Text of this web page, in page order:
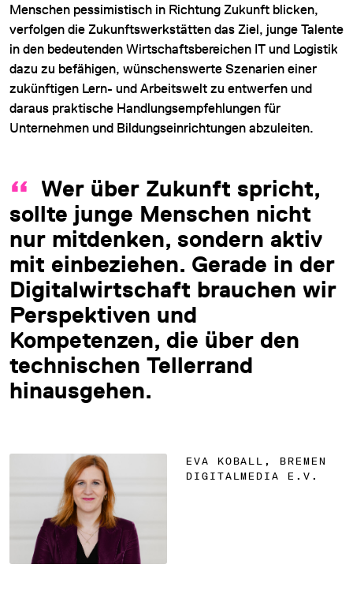
Menschen pessimistisch in Richtung Zukunft blicken,
verfolgen die Zukunftswerkstätten das Ziel, junge Talente
in den bedeutenden Wirtschaftsbereichen IT und Logistik
dazu zu befähigen, wünschenswerte Szenarien einer
zukünftigen Lern- und Arbeitswelt zu entwerfen und
daraus praktische Handlungsempfehlungen für
Unternehmen und Bildungseinrichtungen abzuleiten.
Wer über Zukunft spricht,
sollte junge Menschen nicht
nur mitdenken, sondern aktiv
mit einbeziehen. Gerade in der
Digitalwirtschaft brauchen wir
Perspektiven und
Kompetenzen, die über den
technischen Tellerrand
hinausgehen.
EVA KOBALL, BREMEN
DIGITALMEDIA E.V.